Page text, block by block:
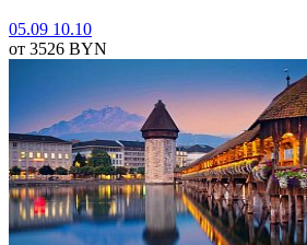
05.09 10.10
от 3526 BYN